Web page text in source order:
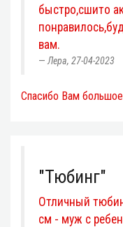
быстро,сшито
вам.
Лера, 27-04-2023
Спасибо Вам
"Тюбинг"
Отличный
см - муж с